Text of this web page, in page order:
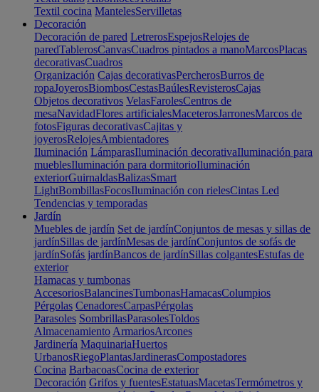
Textil cocina MantelesServilletas
Decoración
Decoración de pared LetrerosEspejosRelojes de
paredTablerosCanvasCuadros pintados a manoMarcosPlacas
decorativasCuadros
Organización Cajas decorativasPercherosBurros de
ropaJoyerosBiombosCestasBaúlesRevisterosCajas
Objetos decorativos VelasFarolesCentros de
mesaNavidadFlores artificialesMaceterosJarronesMarcos de
fotosFiguras decorativasCajitas y
joyerosRelojesAmbientadores
Iluminación LámparasIluminación decorativaIluminación para
mueblesIluminación para dormitorioIluminación
exteriorGuirnaldasBalizasSmart
LightBombillasFocosIluminación con rielesCintas Led
Tendencias y temporadas
Jardín
Muebles de jardín Set de jardínConjuntos de mesas y sillas de
jardínSillas de jardínMesas de jardínConjuntos de sofás de
jardínSofás jardínBancos de jardínSillas colgantesEstufas de
exterior
Hamacas y tumbonas
AccesoriosBalancinesTumbonasHamacasColumpios
Pérgolas CenadoresCarpasPérgolas
Parasoles SombrillasParasolesToldos
Almacenamiento ArmariosArcones
Jardinería MaquinariaHuertos
UrbanosRiegoPlantasJardinerasCompostadores
Cocina BarbacoasCocina de exterior
Decoración Grifos y fuentesEstatuasMacetasTermómetros y